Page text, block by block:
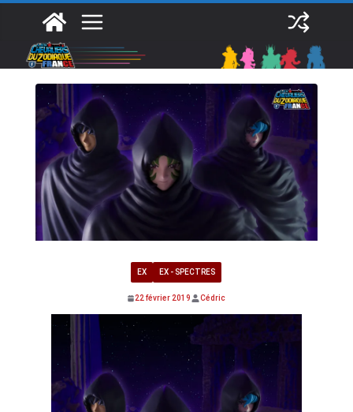
contenu
EX EX - SPECTRES
22 février 2019 Cédric